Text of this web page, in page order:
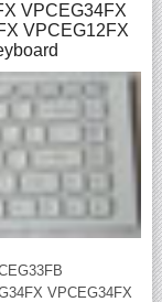
VPCEG34FX
VPCEG12FX
VPCEG34FX